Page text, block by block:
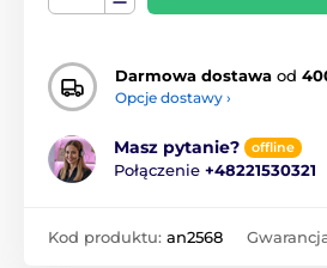
Darmowa dostawa od
Opcje dostawy ›
Masz pytanie? offline
Połączenie +48221530321
Kod produktu: an2568